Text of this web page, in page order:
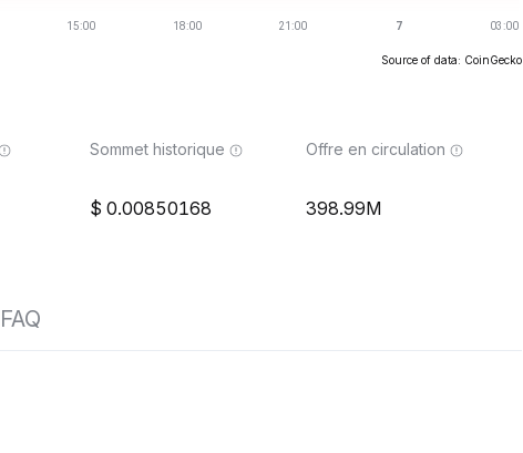
Source of data: CoinGecko
Sommet historique
0.00850168
Offre en circulation
398.99M
FAQ